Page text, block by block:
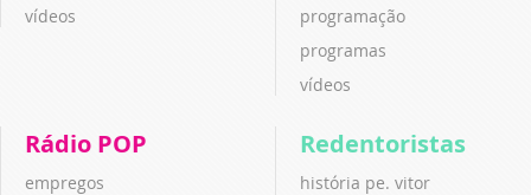
vídeos
programação
programas
vídeos
Rádio POP
empregos
Redentoristas
história pe. vitor